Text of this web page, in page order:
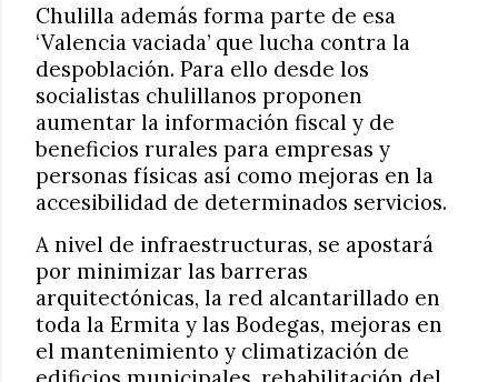
Chulilla además forma parte de esa
‘Valencia vaciada’ que lucha contra la
despoblación. Para ello desde los
socialistas chulillanos proponen
aumentar la información fiscal y de
beneficios rurales para empresas y
personas físicas así como mejoras en la
accesibilidad de determinados servicios.
A nivel de infraestructuras, se apostará
por minimizar las barreras
arquitectónicas, la red alcantarillado en
toda la Ermita y las Bodegas, mejoras en
el mantenimiento y climatización de